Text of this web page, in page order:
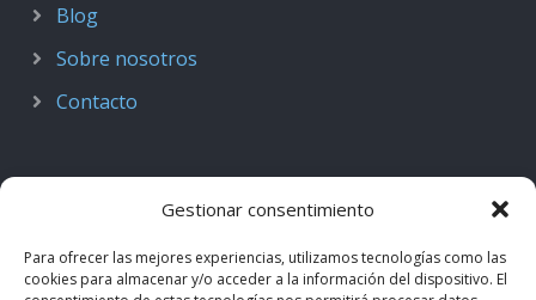
Gestionar consentimiento
Para ofrecer las mejores experiencias, utilizamos tecnologías como las
cookies para almacenar y/o acceder a la información del dispositivo. El
Blog
Sobre nosotros
Contacto